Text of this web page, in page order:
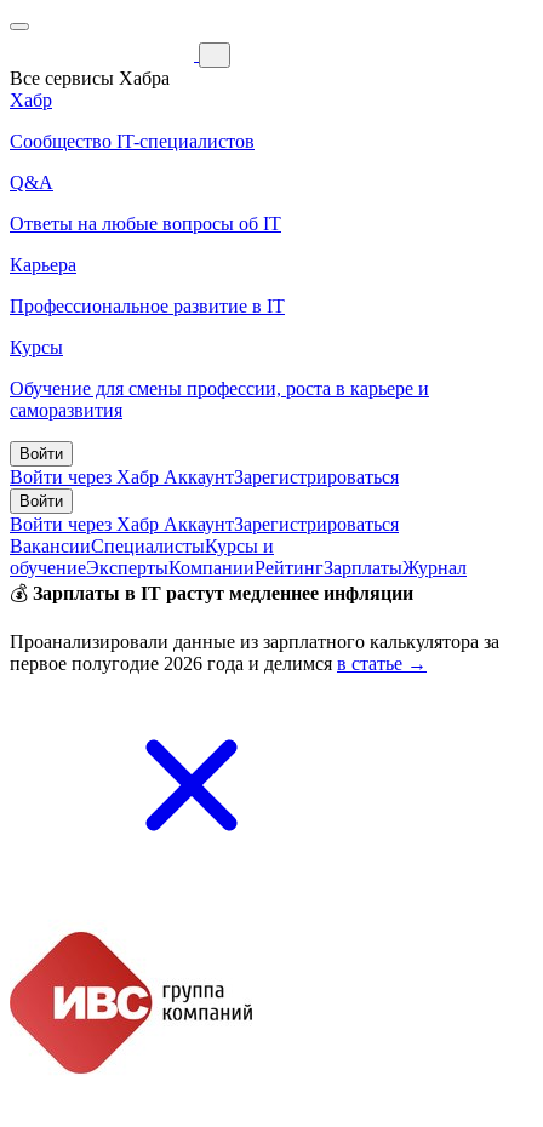
Все сервисы Хабра
Хабр
Сообщество IT-специалистов
Q&A
Ответы на любые вопросы об IT
Карьера
Профессиональное развитие в IT
Курсы
Обучение для смены профессии, роста в карьере и
саморазвития
Войти
Войти через Хабр АккаунтЗарегистрироваться
Войти
Войти через Хабр АккаунтЗарегистрироваться
ВакансииСпециалистыКурсы и
обучениеЭкспертыКомпанииРейтингЗарплатыЖурнал
💰 Зарплаты в IT растут медленнее инфляции
Проанализировали данные из зарплатного калькулятора за
первое полугодие 2026 года и делимся в статье →